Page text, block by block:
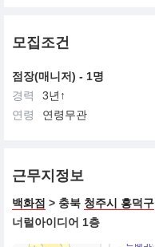
모집조건
점장(매니저) - 1명
경력
3년↑
연령
연령무관
근무지정보
백화점 > 충북 청주시 흥덕구
너럴아이디어 1층